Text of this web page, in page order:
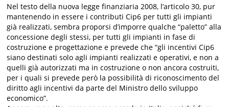
Nel testo della nuova legge finanziaria 2008, l’articolo 30, pur
mantenendo in essere i contributi Cip6 per tutti gli impianti
già realizzati, sembra proporsi d’imporre qualche “paletto” alla
concessione degli stessi, per tutti gli impianti in fase di
costruzione e progettazione e prevede che “gli incentivi Cip6
siano destinati solo agli impianti realizzati e operativi, e non a
quelli già autorizzati ma in costruzione o non ancora costruiti,
per i quali si prevede però la possibilità di riconoscimento del
diritto agli incentivi da parte del Ministro dello sviluppo
economico”.